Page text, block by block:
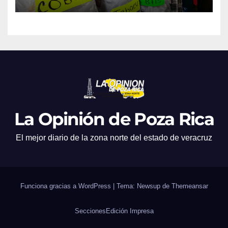
La Opinión de Poza Rica
El mejor diario de la zona norte del estado de veracruz
Funciona gracias a WordPress Tema: Newsup de Themeansar
Secciones Edición Impresa